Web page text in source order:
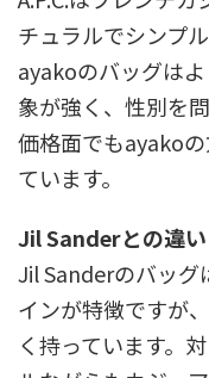
チュラルでシンプ
ayakoのバッグは
象が強く、性別を
価格面でもayako
ています。
Jil Sanderとの違い
Jil Sanderのバッグ
インが特徴ですが
く持っています。